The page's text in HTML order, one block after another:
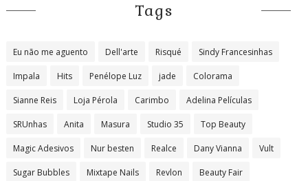
Tags
Eu não me aguento Dell'arte Risqué Sindy Francesinhas
Impala Hits Penélope Luz jade Colorama
Sianne Reis Loja Pérola Carimbo Adelina Películas
SRUnhas Anita Masura Studio 35 Top Beauty
Magic Adesivos Nur besten Realce Dany Vianna Vult
Sugar Bubbles Mixtape Nails Revlon Beauty Fair